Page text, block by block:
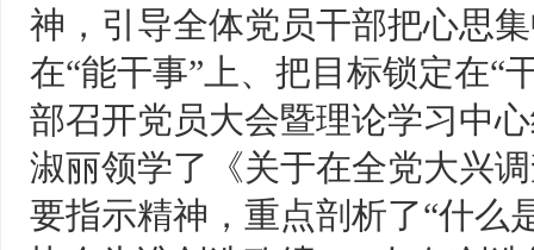
神，引导全体党员干部把心思
在“能干事”上、把目标锁定在“
部召开党员大会暨理论学习中
淑丽领学了《关于在全党大兴
要指示精神，重点剖析了“什么